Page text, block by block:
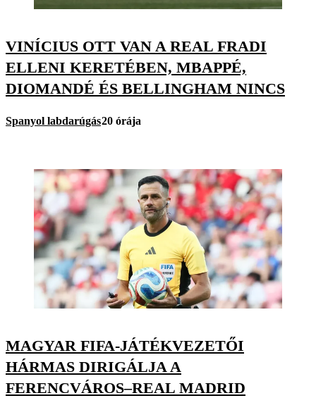
VINÍCIUS OTT VAN A REAL FRADI
ELLENI KERETÉBEN, MBAPPÉ,
DIOMANDÉ ÉS BELLINGHAM NINCS
Spanyol labdarúgás20 órája
MAGYAR FIFA-JÁTÉKVEZETŐI
HÁRMAS DIRIGÁLJA A
FERENCVÁROS–REAL MADRID